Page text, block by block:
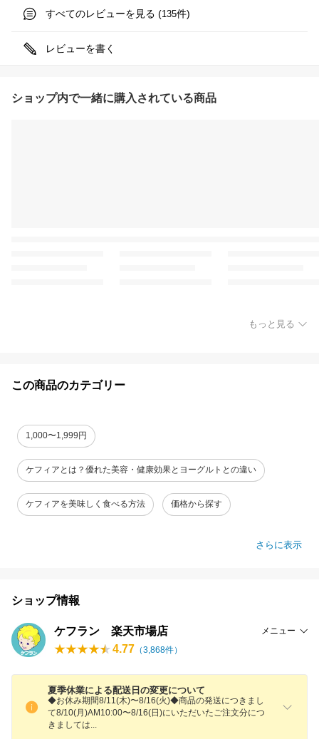
すべてのレビューを見る (135件)
レビューを書く
ショップ内で一緒に購入されている商品
もっと見る
この商品のカテゴリー
1,000〜1,999円
ケフィアとは？優れた美容・健康効果とヨーグルトとの違い
ケフィアを美味しく食べる方法 価格から探す
さらに表示
ショップ情報
ケフラン 楽天市場店 メニュー
4.77 （3,868件）
夏季休業による配送日の変更について
◆お休み期間8/11(木)〜8/16(火)◆商品の発送につきまし
て8/10(月)AM10:00〜8/16(日)にいただいたご注文分につ
きましては